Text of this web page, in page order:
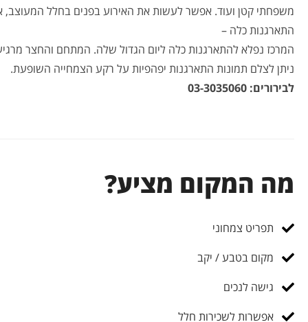
משפחתי קטן ועוד. אפשר לעשות את האירוע בפנים בחלל המעוצב,
התארגנות כלה –
המרכז נפלא להתארגנות כלה ליום הגדול שלה. המתחם והחצר
ניתן לצלם תמונות התארגנות יפהפיות על רקע הצמחייה השופעת.
לבירורים: 03-3035060
מה המקום מציע?
תפריט צמחוני
מקום בטבע / יקב
גישה לנכים
אפשרות לשכירות חלל